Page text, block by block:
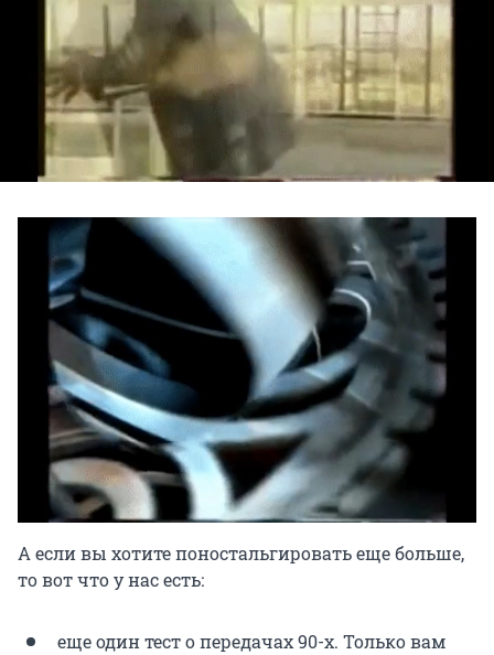
А если вы хотите поностальгировать еще больше,
то вот что у нас есть:
еще один тест о передачах 90-х. Только вам